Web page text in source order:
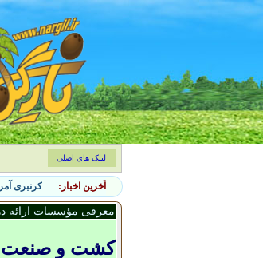
لینک های اصلی
آخرین اخبار: ۷ نشانه حضور آفات جانوری در باغچه و روش‌های کنترل طبیعی
معرفی مؤسسات ارائه
کشت و صنعت